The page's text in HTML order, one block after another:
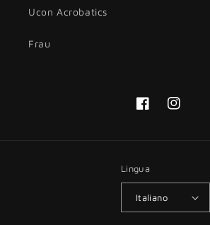
Ucon Acrobatics
Frau
FacebookInstagram
Lingua
Italiano